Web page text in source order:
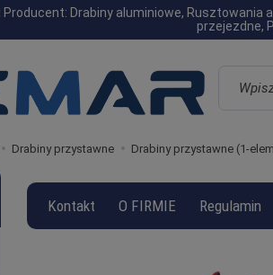
Producent: Drabiny aluminiowe,
przejezdne,
Drabiny przystawne Drabiny przystawne (1-
Kontakt O FIRMIE Regulamin